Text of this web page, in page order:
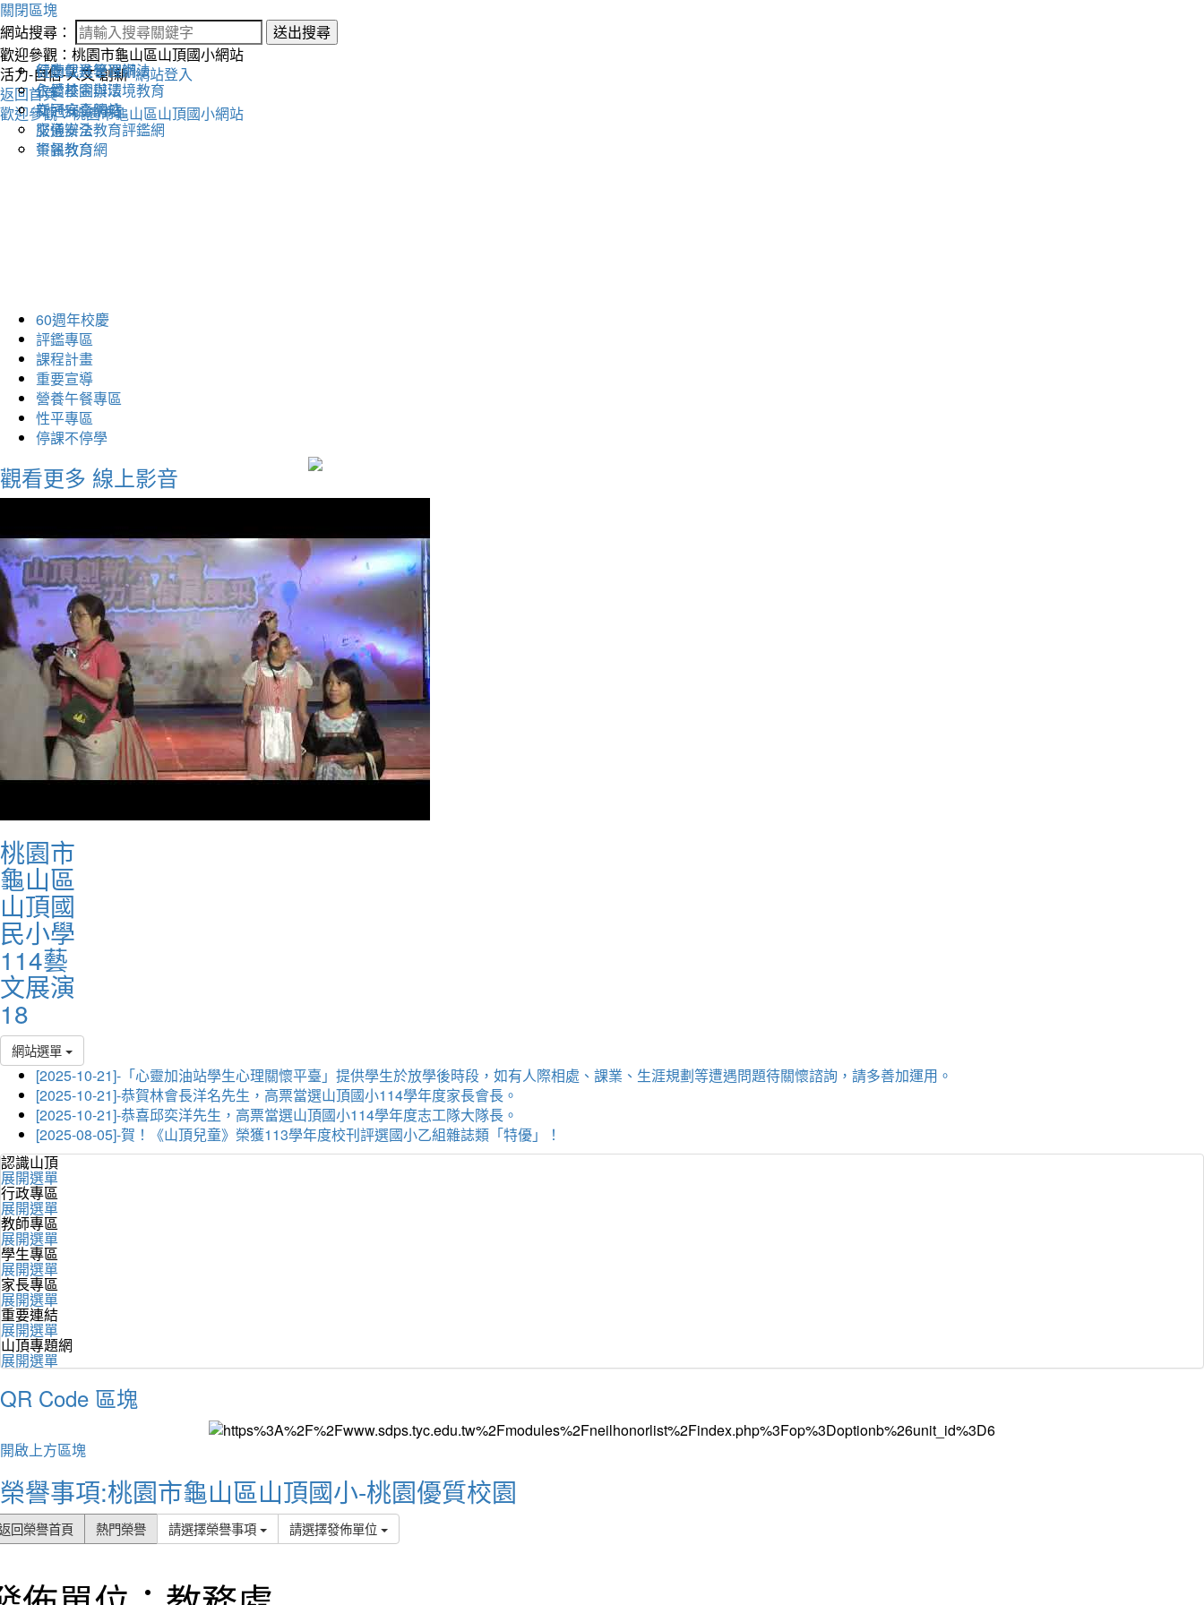
關閉區塊
網站搜尋：
送出搜尋
歡迎參觀：桃園市龜山區山頂國小網站
活力-自信-人文-創新網站登入
返回首頁
歡迎參觀：桃園市龜山區山頂國小網站
60週年校慶
評鑑專區
健康促進學習網
永續校園與環境教育
交通安全網站
交通安全教育評鑑網
午餐教育網
課程計畫
重要宣導
行動載具管理辦法
仁愛基金辦法
新冠病毒防疫
服儀辦法
資訊教育
營養午餐專區
性平專區
停課不停學
觀看更多 線上影音
桃園市
龜山區
山頂國
民小學
114藝
文展演
18
網站選單
[2025-10-21]-「心靈加油站學生心理關懷平臺」提供學生於放學後時段，如有人際相處、課業、生涯規劃等遭遇問題待關懷諮詢，請多善加運用。
[2025-10-21]-恭賀林會長洋名先生，高票當選山頂國小114學年度家長會長。
[2025-10-21]-恭喜邱奕洋先生，高票當選山頂國小114學年度志工隊大隊長。
[2025-08-05]-賀！《山頂兒童》榮獲113學年度校刊評選國小乙組雜誌類「特優」！
認識山頂
展開選單
行政專區
展開選單
教師專區
展開選單
學生專區
展開選單
家長專區
展開選單
重要連結
展開選單
山頂專題網
展開選單
QR Code 區塊
開啟上方區塊
榮譽事項:桃園市龜山區山頂國小-桃園優質校園
回榮譽首頁 熱門榮譽 請選擇榮譽事項 請選擇發佈單位